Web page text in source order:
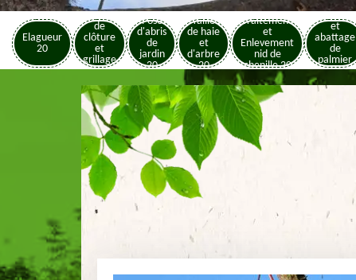
Elagueur
20
Pose
de
clôture
et
grillage
20
Pose
d'abris
de
jardin
20
Taille
de haie
et
d'arbre
20
Traitement
et
Enlevement
nid de
chenille 20
Elagage
et
abattage
de
palmier
20